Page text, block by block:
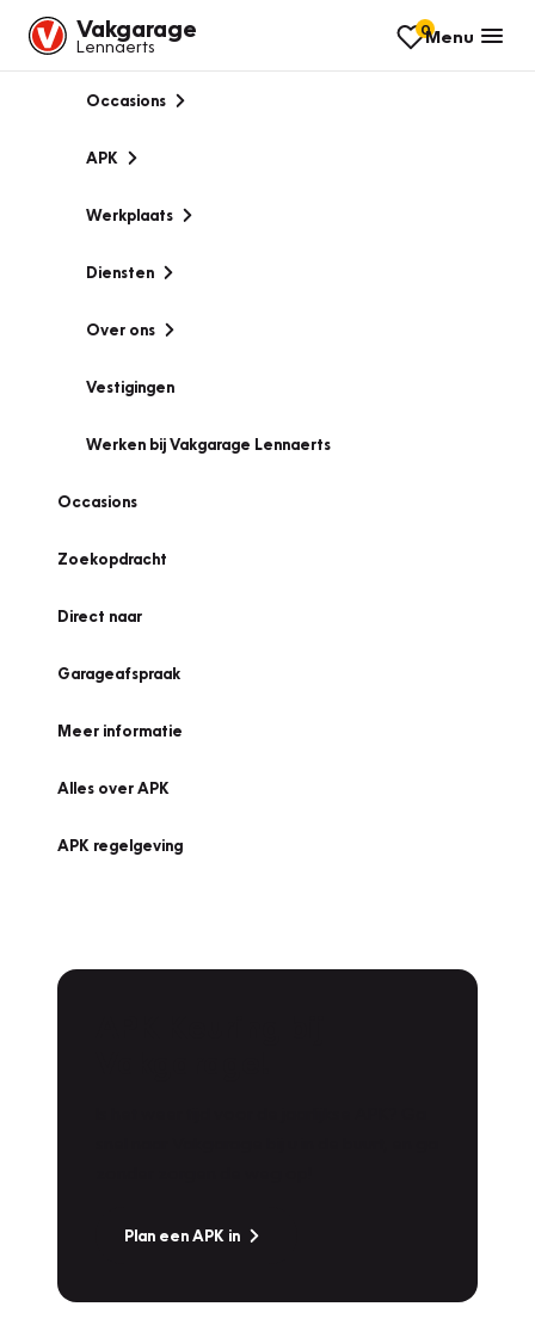
Vakgarage
Lennaerts
0Menu
Occasions
APK
Werkplaats
Diensten
Over ons
Vestigingen
Werken bij Vakgarage Lennaerts
Occasions
Zoekopdracht
Direct naar
Garageafspraak
Meer informatie
Alles over APK
APK regelgeving
Plan een APK in